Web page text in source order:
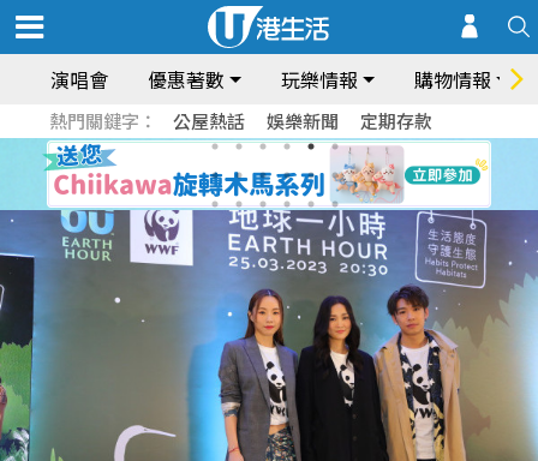
演唱會 優惠著數 玩樂情報 購物情報
熱門關鍵字： 公屋熱話 娛樂新聞 定期存款